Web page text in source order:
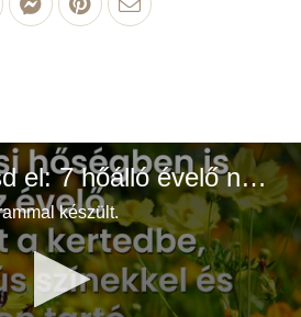
Júliusban ültesd el: 7 hőálló évelő növény a színes és buja kertért
készült.